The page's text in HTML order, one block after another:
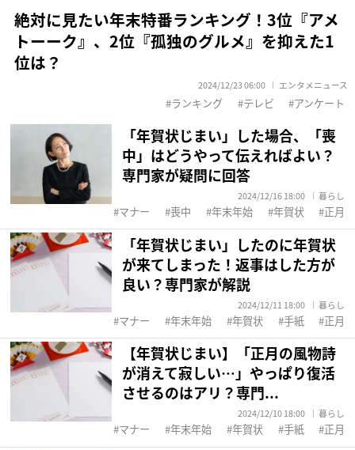
絶対に見たい年末特番ランキング！3位『アメ
トーーク』、2位『孤独のグルメ』を抑えた1
位は？
2024/12/23 06:00 エンタメニュース
ランキング テレビ アンケート
「年賀状じまい」した場合、「喪
中」はどうやって伝えればよい？
専門家が疑問に回答
2024/12/16 18:00 暮らし
マナー 喪中 年末年始 年賀状 正月
「年賀状じまい」したのに年賀状
が来てしまった！返事はした方が
良い？専門家が解説
2024/12/11 18:00 暮らし
マナー 年末年始 年賀状 手紙 正月
【年賀状じまい】「正月の風物詩
が消えて寂しい…」やっぱり復活
させるのはアリ？専門...
2024/12/10 18:00 暮らし
マナー 年末年始 年賀状 手紙 正月